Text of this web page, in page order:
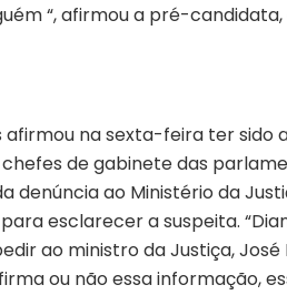
“, afirmou a pré-
afirmou na sexta-feira ter sido
chefes de gabinete das
denúncia ao Ministério da
esclarecer a suspeita.
ao ministro da Justiça,
ou não essa informação,